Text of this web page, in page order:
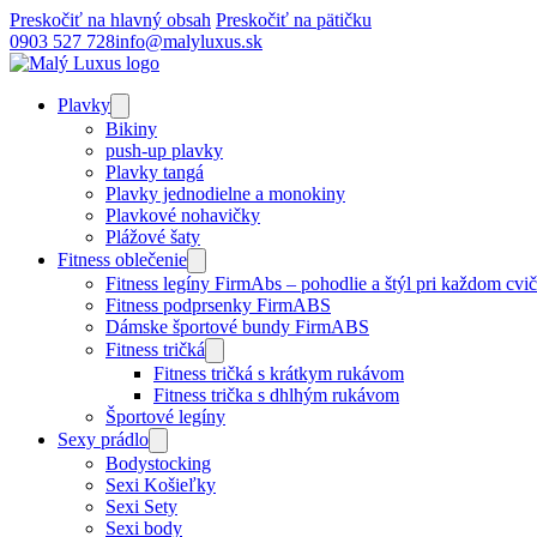
Preskočiť na hlavný obsah Preskočiť na pätičku
0903 527 728info@malyluxus.sk
Plavky
Bikiny
push-up plavky
Plavky tangá
Plavky jednodielne a monokiny
Plavkové nohavičky
Plážové šaty
Fitness oblečenie
Fitness legíny FirmAbs – pohodlie a štýl pri každom
Fitness podprsenky FirmABS
Dámske športové bundy FirmABS
Fitness tričká
Fitness tričká s krátkym rukávom
Fitness trička s dhlhým rukávom
Športové legíny
Sexy prádlo
Bodystocking
Sexi Košieľky
Sexi Sety
Sexi body